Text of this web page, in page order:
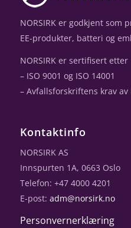
NORSIRK er godkjent som
EE-produkter, batteri og
NORSIRK er sertifisert etter
– ISO 9001 og ISO 14001
– Avfallsforskriftens krav av
Kontaktinfo
NORSIRK AS
Innspurten 1A, 0663 Oslo
Telefon: +47 4000 4201
E-post: adm@norsirk.no
Personvernerklæring